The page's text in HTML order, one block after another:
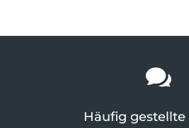

Häufig gestellte